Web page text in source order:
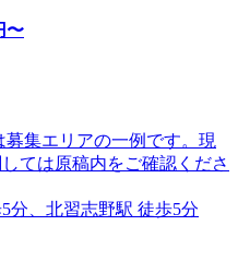
〜
集エリアの一例です。現
ては原稿内をご確認くださ
分、北習志野駅 徒歩5分